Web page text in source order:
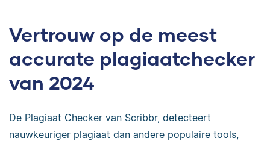
Vertrouw op de meest
accurate plagiaatchecker
van 2024
De Plagiaat Checker van Scribbr, detecteert
nauwkeuriger plagiaat dan andere populaire tools,